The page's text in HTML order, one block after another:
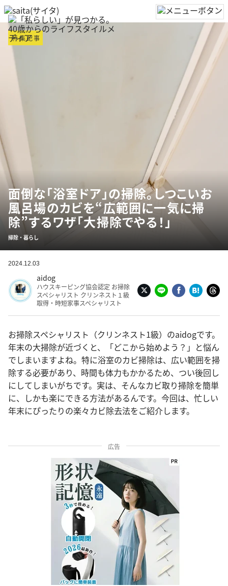
特集記事
面倒な「浴室ドア」の掃除。しつこいお
風呂場のカビを“広範囲に一気に掃
除”するワザ「大掃除でやる！」
掃除・暮らし
2024.12.03
aidog
ハウスキーピング協会認定 お掃除
スペシャリスト クリンネスト１級
取得・時短家事スペシャリスト
お掃除スペシャリスト（クリンネスト1級）のaidogです。
年末の大掃除が近づくと、「どこから始めよう？」と悩ん
でしまいますよね。特に浴室のカビ掃除は、広い範囲を掃
除する必要があり、時間も体力もかかるため、つい後回し
にしてしまいがちです。実は、そんなカビ取り掃除を簡単
に、しかも楽にできる方法があるんです。今回は、忙しい
年末にぴったりの楽々カビ除去法をご紹介します。
広告